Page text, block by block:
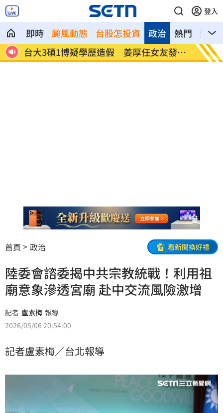
登入
即時 颱風動態 台股怎投資 熱門 影音
政治
聲
發新冠藥拉票！郭再添陸妻二審下場慘
父親
盾
首頁 政治 看新聞換好禮
陸委會諮委揭中共宗教統戰！利用祖
廟意象滲透宮廟 赴中交流風險激增
記者 盧素梅 報導
2026/05/06 20:54:00
記者盧素梅／台北報導